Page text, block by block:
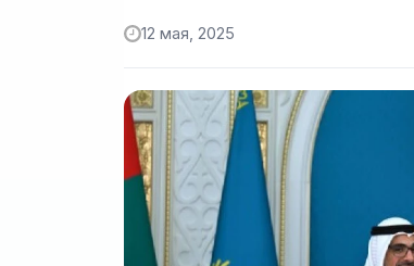
12 мая, 2025